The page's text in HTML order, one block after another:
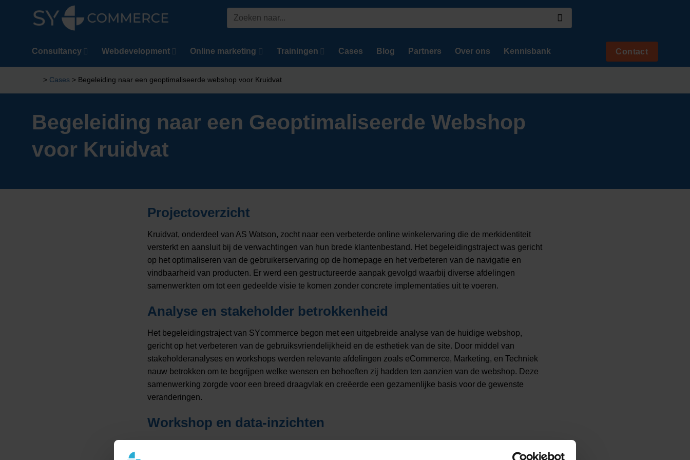
Zoeken
Consultancy Webdevelopment Online marketing Trainingen Cases Blog Partners Over ons Kennisbank Contact
> Cases > Begeleiding naar een geoptimaliseerde webshop voor Kruidvat
Begeleiding naar een Geoptimaliseerde Webshop
voor Kruidvat
Projectoverzicht
Kruidvat, onderdeel van AS Watson, zocht naar een verbeterde online winkelervaring die de merkidentiteit
versterkt en aansluit bij de verwachtingen van hun brede klantenbestand. Het begeleidingstraject was gericht
op het optimaliseren van de gebruikerservaring op de homepage en het verbeteren van de navigatie en
vindbaarheid van producten. Er werd een gestructureerde aanpak gevolgd waarbij diverse afdelingen
samenwerkten om tot een gedeelde visie te komen zonder concrete implementaties uit te voeren.
Analyse en stakeholder betrokkenheid
Het begeleidingstraject van SYcommerce begon met een uitgebreide analyse van de huidige webshop,
gericht op het verbeteren van de gebruiksvriendelijkheid en de esthetiek van de site. Door middel van
stakeholderanalyses en workshops werden relevante afdelingen zoals eCommerce, Marketing, en Techniek
nauw betrokken om te begrijpen welke wensen en behoeften zij hadden ten aanzien van de webshop. Deze
samenwerking zorgde voor een breed draagvlak en creëerde een gezamenlijke basis voor de gewenste
veranderingen​.
Workshop en data-inzichten
inzichten kan bieden voor website-aanpassingen. Deze sessies richtten zich op het verzamelen van input